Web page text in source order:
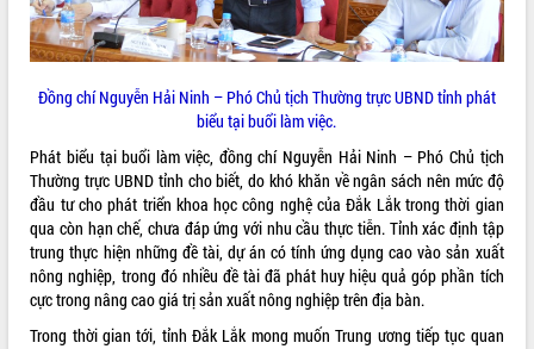
Rà soát, hoàn thiện hệ thống thiết chế
văn hóa, thể thao đáp ứng yêu cầu
phát triển mới
Thường trực HĐND tỉnh Đắk Lắk gặp
mặt Đoàn chuyên gia y tế TP. Hồ Chí
Lễ truy điệu và an táng hài cốt liệt sĩ
tại Nghĩa trang Liệt sĩ xã Sơn Hòa
Bàn giải pháp tháo gỡ khó khăn trong
xuất khẩu sầu riêng và triển khai quy
định EUDR
Thứ trưởng Bộ Nông nghiệp và Môi
trường Nguyễn Hoàng Hiệp khảo sát
LIÊN KẾT WEB
THỐNG KÊ TRUY CẬP
Hôm nay: 3571
Tất cả:
66016311
Đồng chí Nguyễn Hải Ninh – Phó Chủ tịch Thường trực UBND tỉnh phát
biểu tại buổi làm việc.
Phát biểu tại buổi làm việc, đồng chí Nguyễn Hải Ninh – Phó Chủ tịch
Thường trực UBND tỉnh cho biết, do khó khăn về ngân sách nên mức độ
đầu tư cho phát triển khoa học công nghệ của Đắk Lắk trong thời gian
qua còn hạn chế, chưa đáp ứng với nhu cầu thực tiễn. Tỉnh xác định tập
trung thực hiện những đề tài, dự án có tính ứng dụng cao vào sản xuất
nông nghiệp, trong đó nhiều đề tài đã phát huy hiệu quả góp phần tích
cực trong nâng cao giá trị sản xuất nông nghiệp trên địa bàn.
Trong thời gian tới, tỉnh Đắk Lắk mong muốn Trung ương tiếp tục quan